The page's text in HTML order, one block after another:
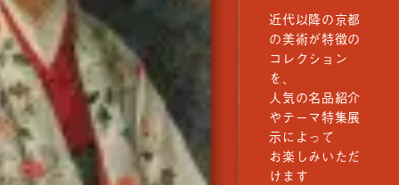
近代以降の京都
の美術が特徴の
コレクション
を、
人気の名品紹介
やテーマ特集展
示によって
お楽しみいただ
けます